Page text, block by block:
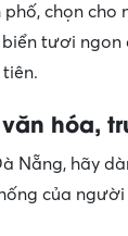
chọn cho
tươi ngon
hóa,
Nẵng, hãy
của